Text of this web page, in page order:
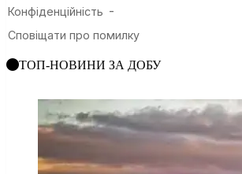
ТОП-НОВИНИ ЗА ДОБУ